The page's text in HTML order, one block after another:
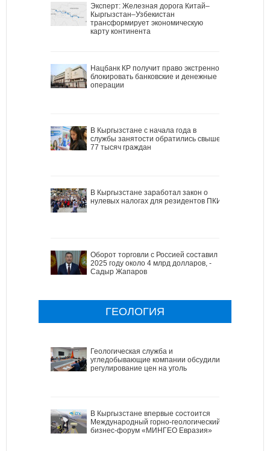
Эксперт: Железная дорога Китай–
Кыргызстан–Узбекистан
трансформирует экономическую
карту континента
Нацбанк КР получит право экстренно
блокировать банковские и денежные
операции
В Кыргызстане с начала года в
службы занятости обратились свыше
77 тысяч граждан
В Кыргызстане заработал закон о
нулевых налогах для резидентов ПКИ
Оборот торговли с Россией составил в
2025 году около 4 млрд долларов, -
Садыр Жапаров
ГЕОЛОГИЯ
Геологическая служба и
угледобывающие компании обсудили
регулирование цен на уголь
В Кыргызстане впервые состоится
Международный горно-геологический
бизнес-форум «МИНГЕО Евразия»